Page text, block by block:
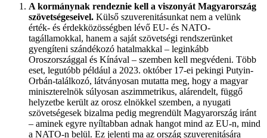
A kormánynak rendeznie kell a viszonyát Magyarország
szövetségeseivel. Külső szuverenitásunkat nem a velünk
érték- és érdekközösségben lévő EU- és NATO-
tagállamokkal, hanem a saját szövetségi rendszerünket
gyengíteni szándékozó hatalmakkal – leginkább
Oroszországgal és Kínával – szemben kell megvédeni. Több
eset, legutóbb például a 2023. október 17-ei pekingi Putyin-
Orbán-találkozó, látványosan mutatta meg, hogy a magyar
miniszterelnök súlyosan aszimmetrikus, alárendelt, függő
helyzetbe került az orosz elnökkel szemben, a nyugati
szövetségesek bizalma pedig megrendült Magyarország iránt
– aminek egyre nyíltabban adnak hangot mind az EU-n, mind
a NATO-n belül. Ez jelenti ma az ország szuverenitására